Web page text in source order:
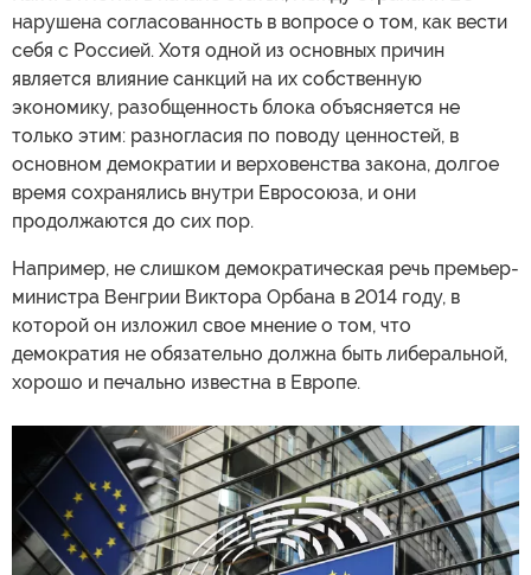
нарушена согласованность в вопросе о том, как вести
себя с Россией. Хотя одной из основных причин
является влияние санкций на их собственную
экономику, разобщенность блока объясняется не
только этим: разногласия по поводу ценностей, в
основном демократии и верховенства закона, долгое
время сохранялись внутри Евросоюза, и они
продолжаются до сих пор.
Например, не слишком демократическая речь премьер-
министра Венгрии Виктора Орбана в 2014 году, в
которой он изложил свое мнение о том, что
демократия не обязательно должна быть либеральной,
хорошо и печально известна в Европе.